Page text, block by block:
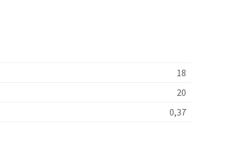
18
20
0,37